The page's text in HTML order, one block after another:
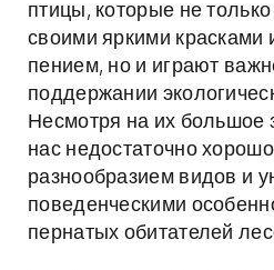
птицы, которые не
своими яркими
пением, но и играют
поддержании
Несмотря на их большое
нас недостаточно
разнообразием видов и
поведенческими
пернатых обитателей